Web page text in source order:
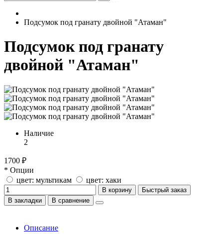
Подсумок под гранату двойной "Атаман"
Подсумок под гранату
двойной "Атаман"
Наличие
2
1700 ₽
* Опции
цвет: мультикам
цвет: хаки
В корзину
Быстрый заказ
В закладки
В сравнение
Описание